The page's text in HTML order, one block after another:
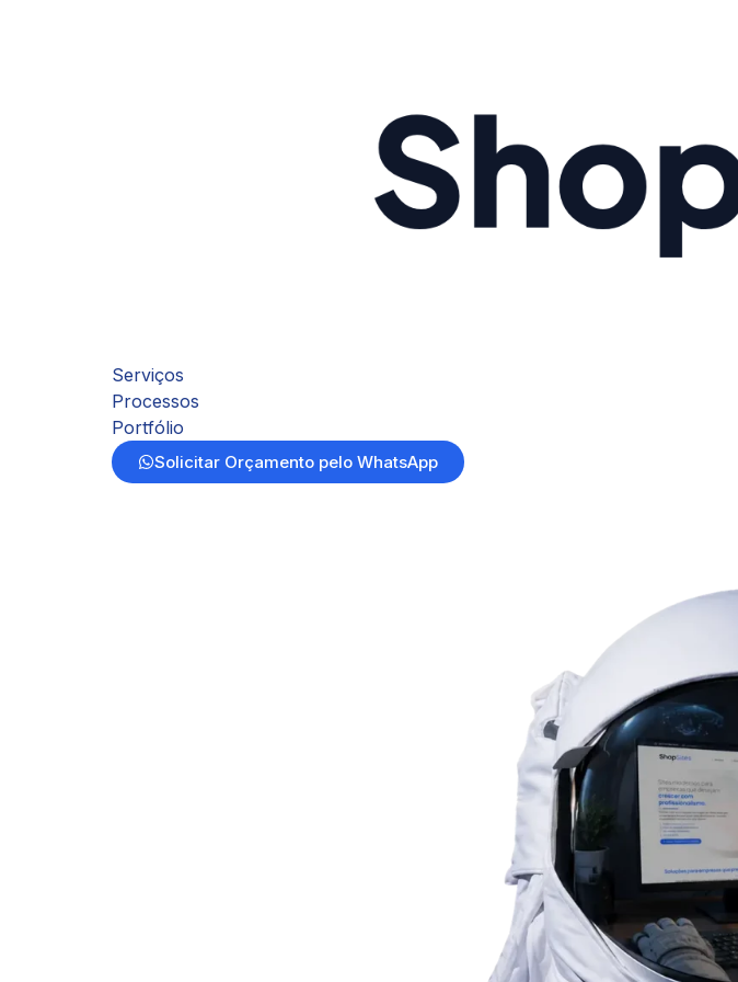
Serviços
Processos
Portfólio
Solicitar Orçamento pelo WhatsApp